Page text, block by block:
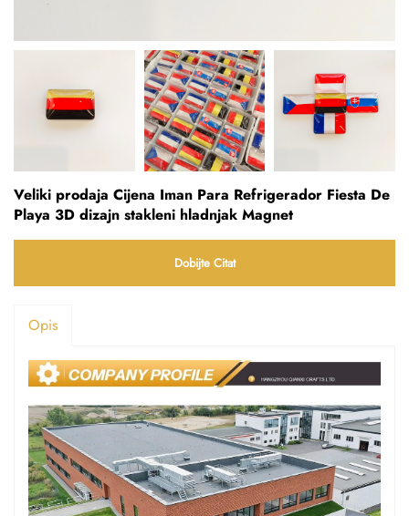
Veliki prodaja Cijena Iman Para Refrigerador Fiesta De
Playa 3D dizajn stakleni hladnjak Magnet
Dobijte Citat
Opis